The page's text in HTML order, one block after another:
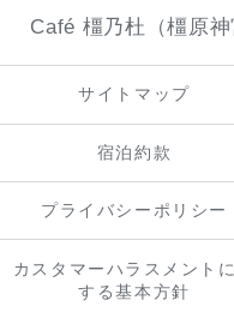
Café 橿乃杜（橿原神
サイトマップ
宿泊約款
プライバシーポリシー
カスタマーハラスメント
する基本方針